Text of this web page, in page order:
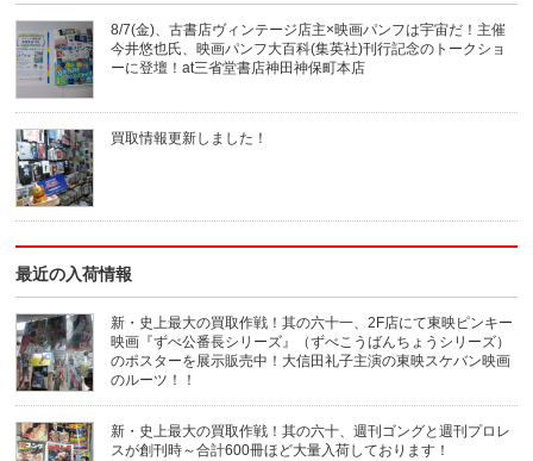
達
へ
メ
ー
ル
で
送
信
(新
し
い
ウ
ィ
ン
ド
ウ
で
開
き
ま
す)
刷
(新
し
い
ウ
ィ
ン
ド
ウ
で
開
き
ま
す)
8/7(金)、古書店ヴィンテージ店主×映画パンフは宇宙だ！主催
今井悠也氏、映画パンフ大百科(集英社)刊行記念のトークショ
ーに登壇！at三省堂書店神田神保町本店
買取情報更新しました！
最近の入荷情報
新・史上最大の買取作戦！其の六十一、2F店にて東映ピンキー
映画『ずべ公番長シリーズ』（ずべこうばんちょうシリーズ）
のポスターを展示販売中！大信田礼子主演の東映スケバン映画
のルーツ！！
新・史上最大の買取作戦！其の六十、週刊ゴングと週刊プロレ
スが創刊時～合計600冊ほど大量入荷しております！